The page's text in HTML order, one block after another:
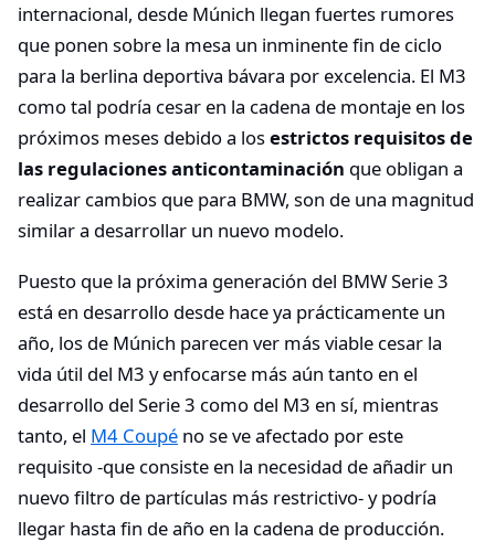
internacional, desde Múnich llegan fuertes rumores
que ponen sobre la mesa un inminente fin de ciclo
para la berlina deportiva bávara por excelencia. El M3
como tal podría cesar en la cadena de montaje en los
próximos meses debido a losestrictos requisitos de
las regulaciones anticontaminación que obligan a
realizar cambios que para BMW, son de una magnitud
similar a desarrollar un nuevo modelo.
Puesto que la próxima generación del BMW Serie 3
está en desarrollo desde hace ya prácticamente un
año, los de Múnich parecen ver más viable cesar la
vida útil del M3 y enfocarse más aún tanto en el
desarrollo del Serie 3 como del M3 en sí, mientras
tanto, el M4 Coupé no se ve afectado por este
requisito -que consiste en la necesidad de añadir un
nuevo filtro de partículas más restrictivo- y podría
llegar hasta fin de año en la cadena de producción.